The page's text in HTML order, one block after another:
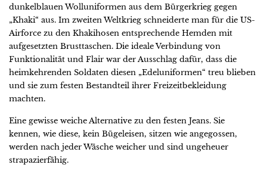
dunkelblauen Wolluniformen aus dem Bürgerkrieg gegen
„Khaki“ aus. Im zweiten Weltkrieg schneiderte man für die US-
Airforce zu den Khakihosen entsprechende Hemden mit
aufgesetzten Brusttaschen. Die ideale Verbindung von
Funktionalität und Flair war der Ausschlag dafür, dass die
heimkehrenden Soldaten diesen „Edeluniformen“ treu blieben
und sie zum festen Bestandteil ihrer Freizeitbekleidung
machten.
Eine gewisse weiche Alternative zu den festen Jeans. Sie
kennen, wie diese, kein Bügeleisen, sitzen wie angegossen,
werden nach jeder Wäsche weicher und sind ungeheuer
strapazierfähig.